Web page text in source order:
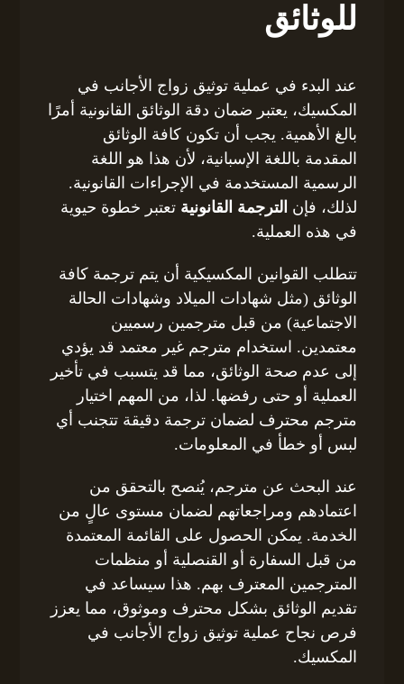
للوثائق
عند البدء في عملية توثيق زواج الأجانب في
المكسيك، يعتبر ضمان دقة الوثائق القانونية أمرًا
بالغ الأهمية. يجب أن تكون كافة الوثائق
المقدمة باللغة الإسبانية، لأن هذا هو اللغة
الرسمية المستخدمة في الإجراءات القانونية.
لذلك، فإن الترجمة القانونية تعتبر خطوة حيوية
في هذه العملية.
تتطلب القوانين المكسيكية أن يتم ترجمة كافة
الوثائق (مثل شهادات الميلاد وشهادات الحالة
الاجتماعية) من قبل مترجمين رسميين
معتمدين. استخدام مترجم غير معتمد قد يؤدي
إلى عدم صحة الوثائق، مما قد يتسبب في تأخير
العملية أو حتى رفضها. لذا، من المهم اختيار
مترجم محترف لضمان ترجمة دقيقة تتجنب أي
لبس أو خطأ في المعلومات.
عند البحث عن مترجم، يُنصح بالتحقق من
اعتمادهم ومراجعاتهم لضمان مستوى عالٍ من
الخدمة. يمكن الحصول على القائمة المعتمدة
من قبل السفارة أو القنصلية أو منظمات
المترجمين المعترف بهم. هذا سيساعد في
تقديم الوثائق بشكل محترف وموثوق، مما يعزز
فرص نجاح عملية توثيق زواج الأجانب في
المكسيك.